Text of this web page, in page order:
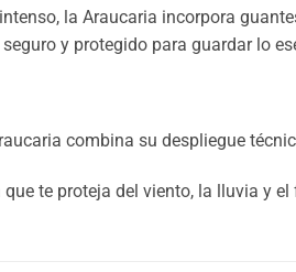
la Araucaria incorpora
y protegido para guardar lo
combina su despliegue
te proteja del viento, la lluvia y